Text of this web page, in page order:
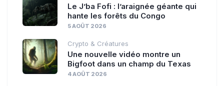
Le J’ba Fofi : l’araignée géante qui
hante les forêts du Congo
5 AOÛT 2026
Crypto & Créatures
Une nouvelle vidéo montre un
Bigfoot dans un champ du Texas
4 AOÛT 2026